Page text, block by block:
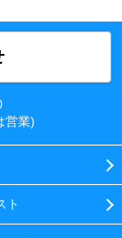
営業)
ト